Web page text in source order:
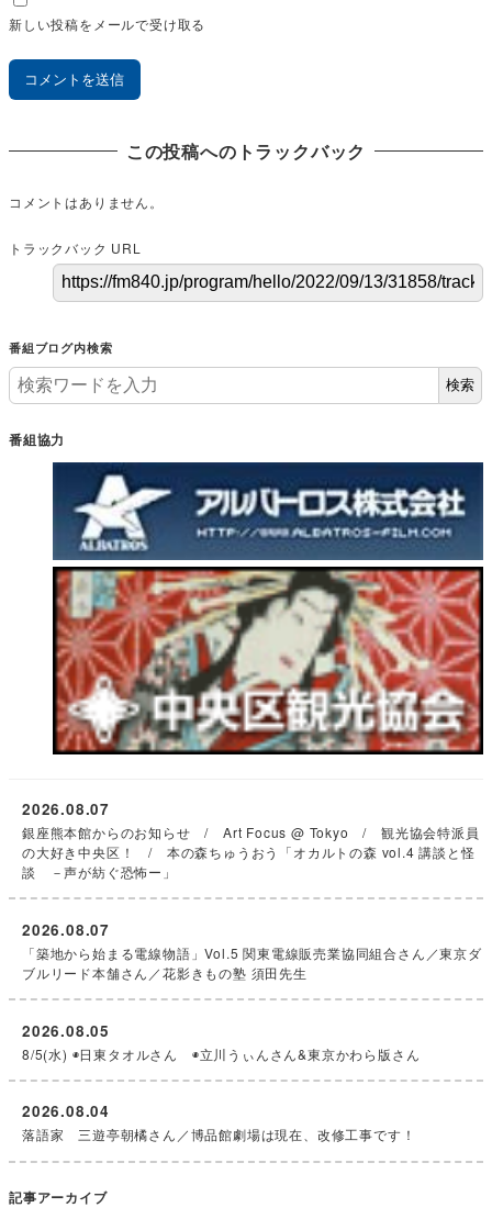
新しい投稿をメールで受け取る
この投稿へのトラックバック
コメントはありません。
トラックバック URL
番組ブログ内検索
検索
番組協力
銀座熊本館からのお知らせ / Art Focus @ Tokyo / 観光協会特派員
の大好き中央区！ / 本の森ちゅうおう「オカルトの森 vol.4 講談と怪
談 －声が紡ぐ恐怖ー」
2026.08.07
「築地から始まる電線物語」Vol.5 関東電線販売業協同組合さん／東京ダ
ブルリード本舗さん／花影きもの塾 須田先生
2026.08.07
8/5(水) ◉日東タオルさん ◉立川うぃんさん&東京かわら版さん
2026.08.05
落語家 三遊亭朝橘さん／博品館劇場は現在、改修工事です！
2026.08.04
記事アーカイブ